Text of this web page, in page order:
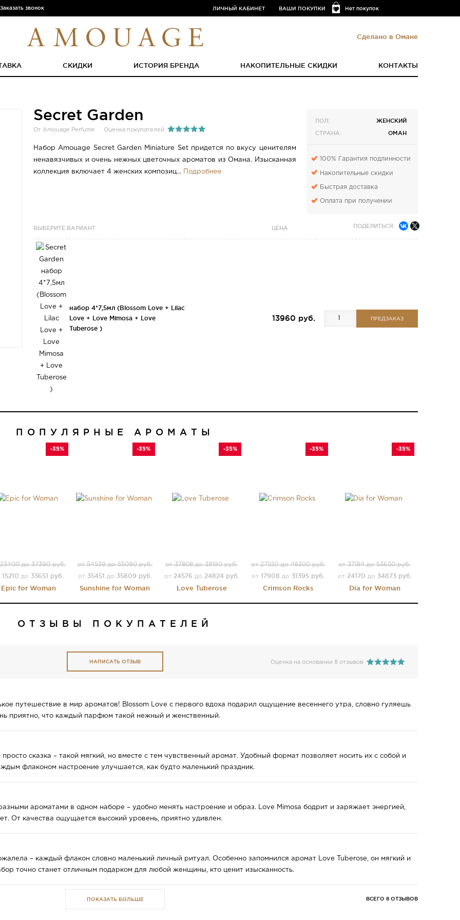
Заказать звонок Нет покупок
ЛИЧНЫЙ КАБИНЕТ ВАШИ ПОКУПКИ
Сделано в Омане
СКИДКИ ИСТОРИЯ БРЕНДА НАКОПИТЕЛЬНЫЕ СКИДКИ КОНТАКТЫ
Secret Garden
От Amouage Perfume Оценка покупателей
Набор Amouage Secret Garden Miniature Set придется по вкусу ценителям
ненавязчивых и очень нежных цветочных ароматов из Омана. Изысканная
коллекция включает 4 женских композиц... Подробнее
ПОЛ:
ЖЕНСКИЙ
СТРАНА:
ОМАН
100% Гарантия подлинности
Накопительные скидки
Быстрая доставка
Оплата при получении
ВЫБЕРИТЕ ВАРИАНТ ЦЕНА ПОДЕЛИТЬСЯ:
набор 4*7,5мл (Blossom Love + Lilac
Love + Love Mimosa + Love
Tuberose )
13960 руб. ПРЕДЗАКАЗ
ПОПУЛЯРНЫЕ АРОМАТЫ
-35%
до 37390 руб.
15210 до 33651 руб.
Epic for Woman
-35%
от 54539 до 55090 руб.
от 35451 до 35809 руб.
Sunshine for Woman
-35%
от 37808 до 38190 руб.
от 24576 до 24824 руб.
Love Tuberose
-35%
от 27550 до 48300 руб.
от17908 до 31395 руб.
Crimson Rocks
-35%
от 37184 до 53650 руб.
от 24170 до 34873 руб.
Dia for Woman
ОТЗЫВЫ ПОКУПАТЕЛЕЙ
НАПИСАТЬ ОТЗЫВ Оценка на основании 8 отзывов
путешествие в мир ароматов! Blossom Love с первого вдоха подарил ощущение весеннего утра, словно гуляешь
приятно, что каждый парфюм такой нежный и женственный.
сказка – такой мягкий, но вместе с тем чувственный аромат. Удобный формат позволяет носить их с собой и
флаконом настроение улучшается, как будто маленький праздник.
ароматами в одном наборе – удобно менять настроение и образ. Love Mimosa бодрит и заряжает энергией,
От качества ощущается высокий уровень, приятно удивлен.
– каждый флакон словно маленький личный ритуал. Особенно запомнился аромат Love Tuberose, он мягкий и
точно станет отличным подарком для любой женщины, кто ценит изысканность.
ВСЕГО 8 ОТЗЫВОВ
ПОКАЗАТЬ БОЛЬШЕ